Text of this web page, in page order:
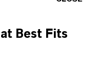
Best Fits